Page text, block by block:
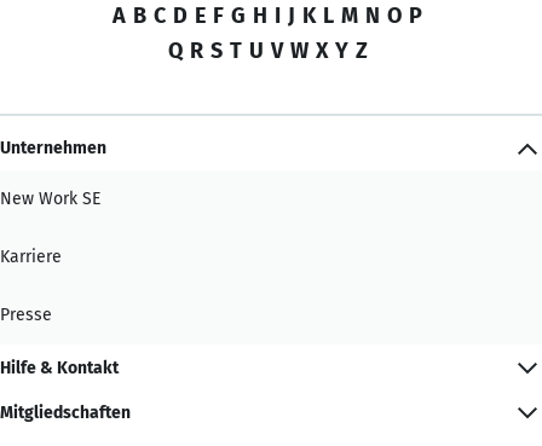
A B C D E F G H I J K L M N O P
Q R S T U V W X Y Z
Unternehmen
New Work SE
Karriere
Presse
Hilfe & Kontakt
Mitgliedschaften